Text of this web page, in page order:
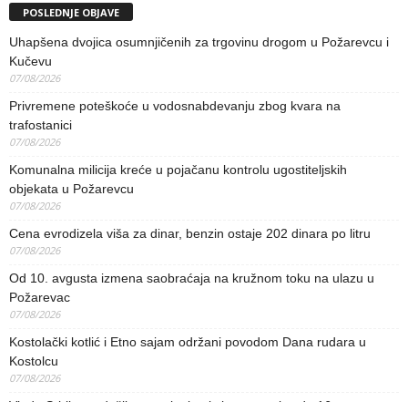
POSLEDNJE OBJAVE
Uhapšena dvojica osumnjičenih za trgovinu drogom u Požarevcu i
Kučevu
07/08/2026
Privremene poteškoće u vodosnabdevanju zbog kvara na
trafostanici
07/08/2026
Komunalna milicija kreće u pojačanu kontrolu ugostiteljskih
objekata u Požarevcu
07/08/2026
Cena evrodizela viša za dinar, benzin ostaje 202 dinara po litru
07/08/2026
Od 10. avgusta izmena saobraćaja na kružnom toku na ulazu u
Požarevac
07/08/2026
Kostolački kotlić i Etno sajam održani povodom Dana rudara u
Kostolcu
07/08/2026